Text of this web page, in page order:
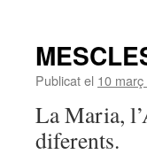
Publicat el 10
La Maria,
diferents.